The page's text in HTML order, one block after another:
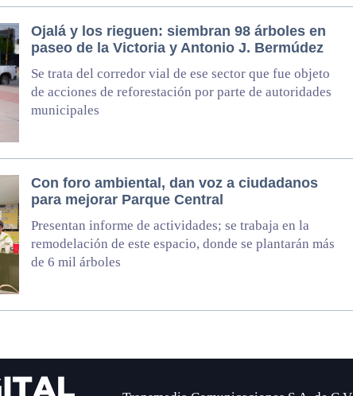
Ojalá y los rieguen: siembran 98 árboles en
paseo de la Victoria y Antonio J. Bermúdez
Se trata del corredor vial de ese sector que fue objeto
de acciones de reforestación por parte de autoridades
municipales
Con foro ambiental, dan voz a ciudadanos
para mejorar Parque Central
Presentan informe de actividades; se trabaja en la
remodelación de este espacio, donde se plantarán más
de 6 mil árboles